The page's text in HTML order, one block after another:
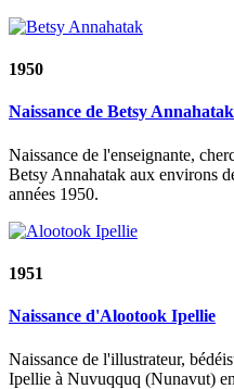
1950
Naissance de Betsy Annahatak
Naissance de l'enseignante,
Betsy Annahatak aux environs
années 1950.
1951
Naissance d'Alootook Ipellie
Naissance de l'illustrateur,
Ipellie à Nuvuqquq (Nunavut)